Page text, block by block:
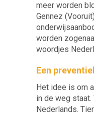
meer worden
Gennez
worden
woordjes
Een
Het idee is om
in de weg staat.
Nederlands.